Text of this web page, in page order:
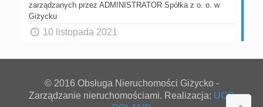
zarządzanych przez ADMINISTRATOR Spółka z o. o. w
Giżycku
10 listopada 2021
© 2016 Obsługa Nieruchomości Giżycko -
Zarządzanie nieruchomościami. Realizacja: UCS